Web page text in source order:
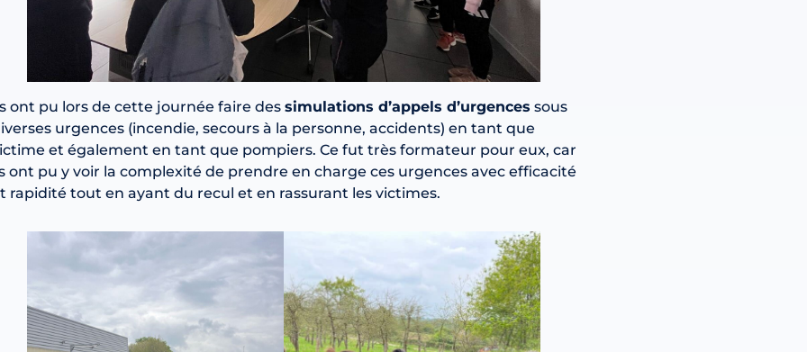
ont pu lors de cette journée faire des simulations d’appels d’urgences sous
urgences (incendie, secours à la personne, accidents) en tant que
et également en tant que pompiers. Ce fut très formateur pour eux, car
ont pu y voir la complexité de prendre en charge ces urgences avec efficacité
rapidité tout en ayant du recul et en rassurant les victimes.